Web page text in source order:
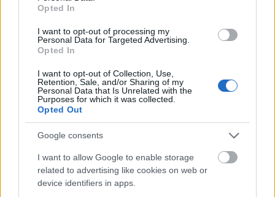
Opted In
I want to opt-out of processing my
Personal Data for Targeted Advertising.
Opted In
I want to opt-out of Collection, Use,
Retention, Sale, and/or Sharing of my
Personal Data that Is Unrelated with the
Purposes for which it was collected.
Opted Out
Google consents
I want to allow Google to enable storage
related to advertising like cookies on web or
device identifiers in apps.
Most jött ki a Battle For The Sun legújabb redux
változata. Már lassan követni sem tudom, hogy
ez hányadik verzió, amit kiadtatok. Miért érzitek
szükségét az újabb és újabb formátumok
kiadásának?